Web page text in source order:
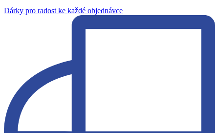
Dárky pro radost ke každé objednávce